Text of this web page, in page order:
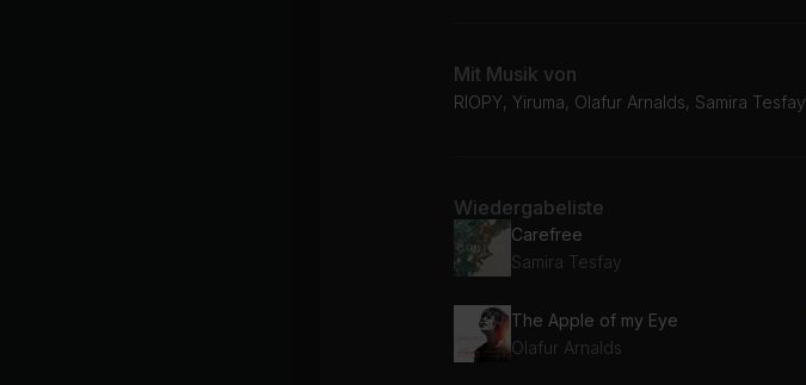
Mit Musik von
RIOPY, Yiruma, Olafur Arnalds, Samira Tesfay
Wiedergabeliste
Carefree
Samira Tesfay
The Apple of my Eye
Olafur Arnalds